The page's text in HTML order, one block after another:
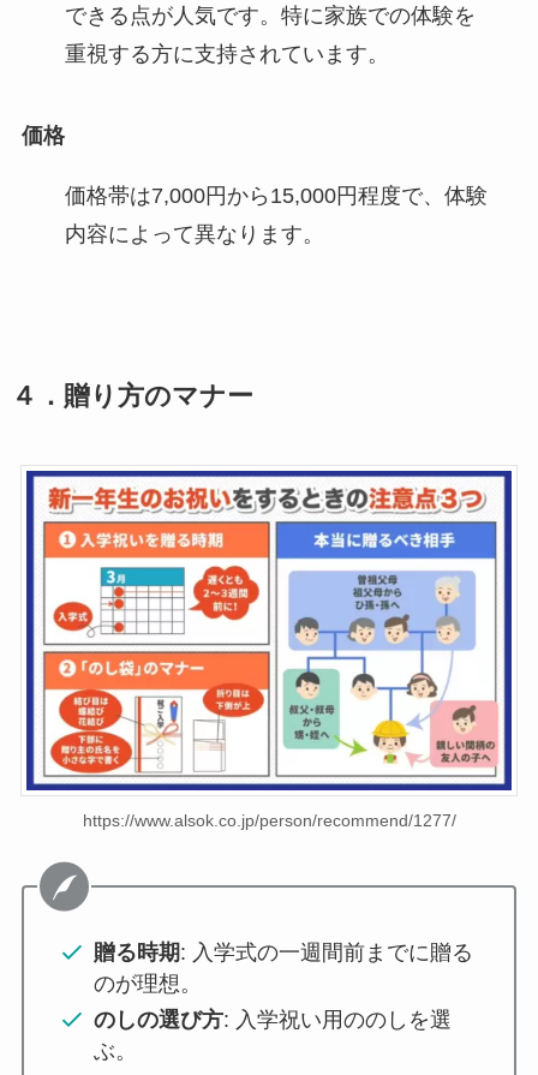
できる点が人気です。特に家族での体験を
重視する方に支持されています。
価格
価格帯は7,000円から15,000円程度で、体験
内容によって異なります。
４． 贈り方のマナー
https://www.alsok.co.jp/person/recommend/1277/
贈る時期: 入学式の一週間前までに贈る
のが理想。
のしの選び方: 入学祝い用ののしを選
ぶ。